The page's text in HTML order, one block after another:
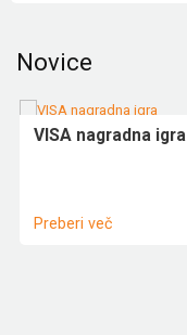
Novice
VISA nagradna igra
Preberi več